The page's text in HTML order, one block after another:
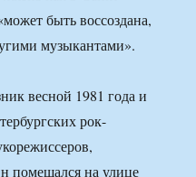
быть воссоздана,
музыкантами».
весной 1981 года и
рок-
помещался на улице